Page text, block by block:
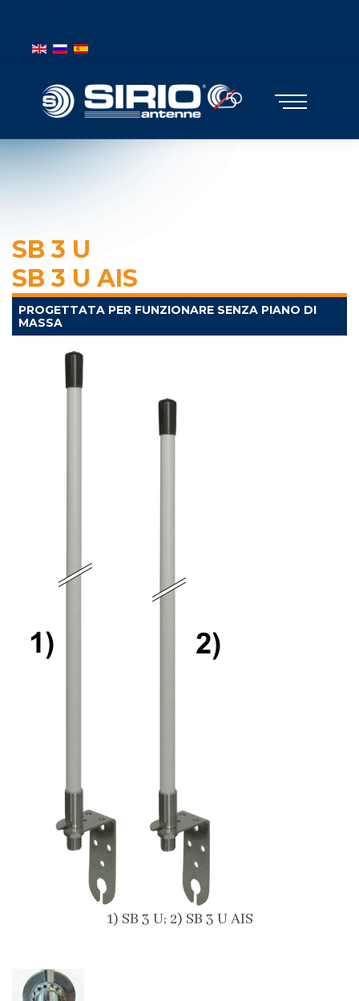
Seleziona la tua lingua
SB 3 U
SB 3 U AIS
PROGETTATA PER FUNZIONARE SENZA PIANO DI
MASSA
1) SB 3 U; 2) SB 3 U AIS